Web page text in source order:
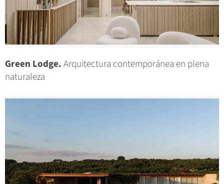
Green Lodge.Arquitectura contemporánea en plena
naturaleza